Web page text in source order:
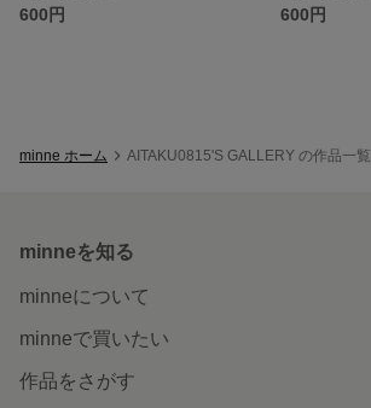
600円
600円
minne ホーム AITAKU0815'S GALLERY の作品一覧
minneを知る
minneについて
minneで買いたい
作品をさがす